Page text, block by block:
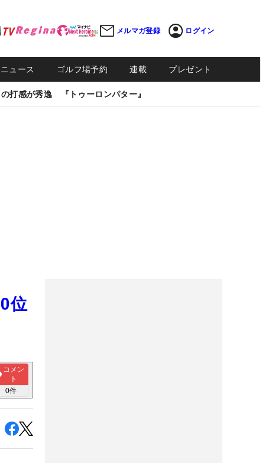
メルマガ登録 ログイン
ュース ゴルフ場予約 連載 プレゼント
打感が秀逸 『トゥーロンパター』
位
コメン
ト
0件